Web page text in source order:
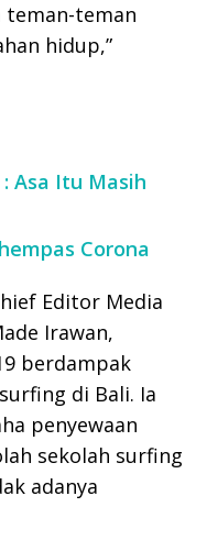
teman-teman
hidup,”
Asa Itu Masih
Corona
Editor Media
Irawan,
berdampak
di Bali. Ia
penyewaan
sekolah surfing
adanya